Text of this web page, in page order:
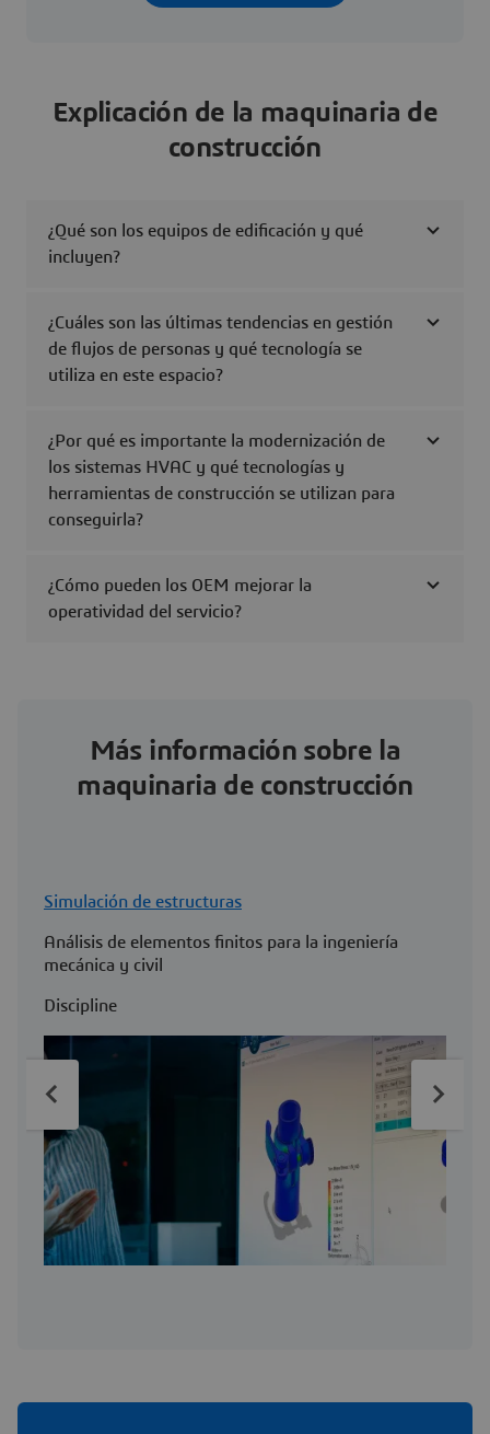
Explicación de la maquinaria de
construcción
¿Qué son los equipos de edificación y qué
incluyen?
¿Cuáles son las últimas tendencias en gestión
de flujos de personas y qué tecnología se
utiliza en este espacio?
¿Por qué es importante la modernización de
los sistemas HVAC y qué tecnologías y
herramientas de construcción se utilizan para
conseguirla?
¿Cómo pueden los OEM mejorar la
operatividad del servicio?
Más información sobre la
maquinaria de construcción
Simulación de estructuras
Análisis de elementos finitos para la ingeniería
mecánica y civil
Discipline